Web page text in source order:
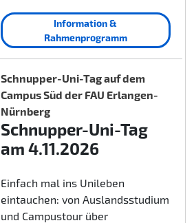
Information &
Rahmenprogramm
Schnupper-Uni-Tag auf dem
Campus Süd der FAU Erlangen-
Nürnberg
Schnupper-Uni-Tag
am 4.11.2026
Einfach mal ins Unileben
eintauchen: von Auslandsstudium
und Campustour über